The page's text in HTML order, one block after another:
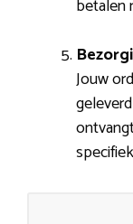
betalen
Jouw